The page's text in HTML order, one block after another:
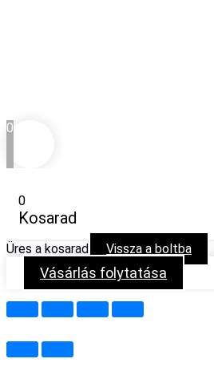
0
0
Kosarad
Üres a kosarad Vissza a boltba
Vásárlás folytatása